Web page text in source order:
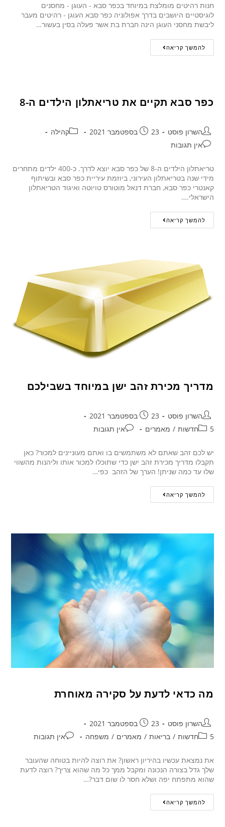
חנות רהיטים מומלצת במיוחד בכפר סבא - העוגן - מחסנים
לוגיסטיים היושבים בדרך אפולוניה כפר סבא העוגן - רהיטים מעבר
ליבשת מחסני העוגן הינה חברת בת אשר פעלה בסין בעשור…
להמשך קריאה
כפר סבא תקיים את טריאתלון הילדים ה-8
השרון פוסט 23 בספטמבר 2021
קהילה
אין תגובות
טריאתלון הילדים ה-8 של כפר סבא יוצא לדרך. כ-400 ילדים מתחרים
מידי שנה בטריאתלון העירוני, ביוזמת עיריית כפר סבא ובשיתוף
קאנטרי כפר סבא, חברת דנאל מוטורס טויוטה ואיגוד הטריאתלון
הישראלי.…
להמשך קריאה
מדריך מכירת זהב ישן במיוחד בשבילכם
השרון פוסט
23 בספטמבר 2021
5חדשות
/ מאמרים אין תגובות
יש לכם זהב שאתם לא משתמשים בו ואתם מעוניינים למכור? כאן
תקבלו מדריך מכירת זהב ישן כדי שתוכלו למכור אותו וליהנות מהשווי
שלו עד כמה שניתן! הערך של הזהב כפי…
להמשך קריאה
מה כדאי לדעת על סקירה מאוחרת
השרון פוסט
23 בספטמבר 2021
5חדשות
/ בריאות / מאמרים / משפחה אין תגובות
את נמצאת עכשיו בהיריון ראשון? את רוצה להיות בטוחה שהעובר
שלך גדל בצורה הנכונה ומקבל ממך כל מה שהוא צריך? רוצה לדעת
שהוא מתפתח יפה ושלא חסר לו שום דבר?…
להמשך קריאה